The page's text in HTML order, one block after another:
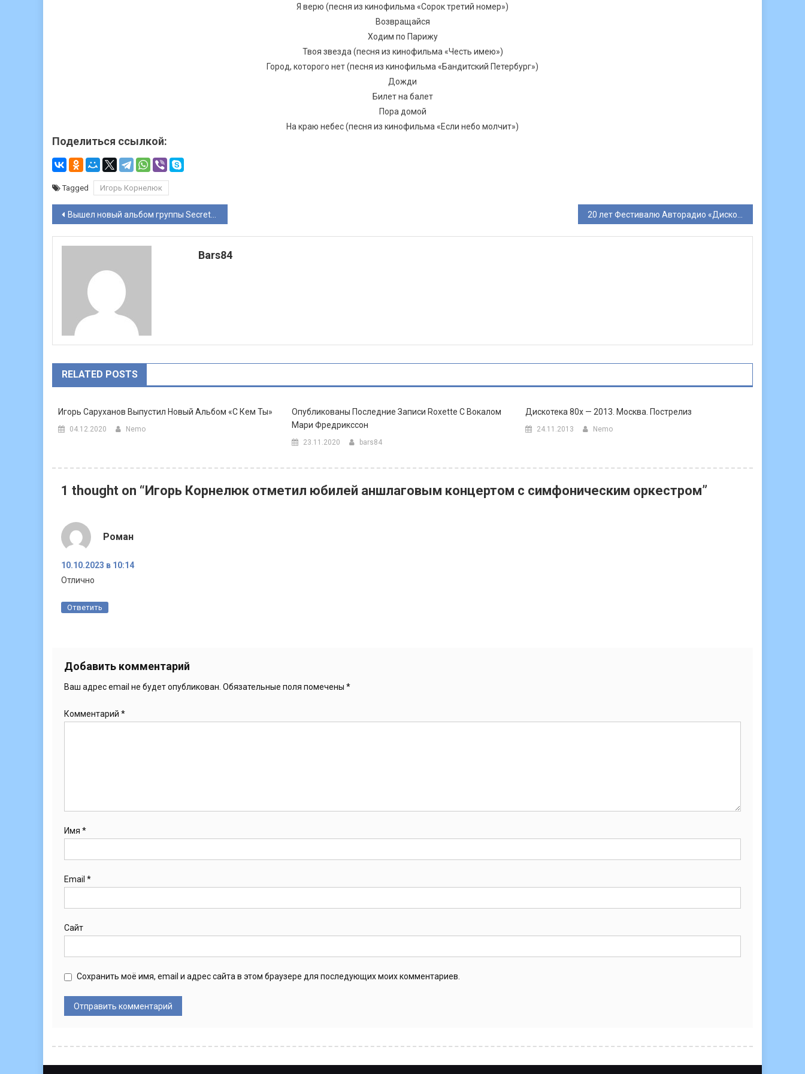
Я верю (песня из кинофильма «Сорок третий номер»)
Возвращайся
Ходим по Парижу
Твоя звезда (песня из кинофильма «Честь имею»)
Город, которого нет (песня из кинофильма «Бандитский Петербург»)
Дожди
Билет на балет
Пора домой
На краю небес (песня из кинофильма «Если небо молчит»)
Поделиться ссылкой:
Tagged Игорь Корнелюк
Навигация
по
Вышел новый альбом группы Secret Service «Secret Mission»
Bars84
RELATED POSTS
Игорь Саруханов Выпустил Новый Альбом «С Кем Ты»
04.12.2020 Nemo
Опубликованы Последние Записи Roxette С Вокалом
Мари Фредрикссон
23.11.2020 bars84
Дискотека 80х — 2013. Москва. Пострелиз
24.11.2013 Nemo
1 thought on “Игорь Корнелюк отметил юбилей аншлаговым концертом с симфоническим оркестром”
Роман
10.10.2023 в 10:14
Отлично
Ответить
Добавить комментарий
Ваш адрес email не будет опубликован. Обязательные поля помечены *
Комментарий *
Имя *
Email *
Сайт
Сохранить моё имя, email и адрес сайта в этом браузере для последующих моих комментариев.